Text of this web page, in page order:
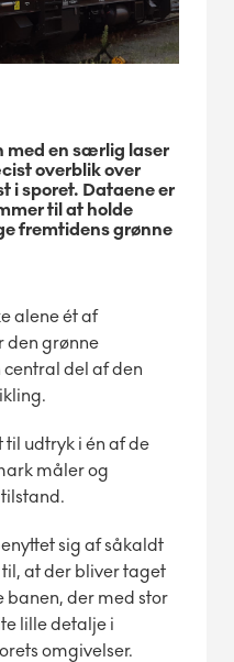
med en særlig laser
overblik over
i sporet. Dataene er
til at holde
fremtidens grønne
alene ét af
den grønne
del af den
udtryk i én af de
måler og
sig af såkaldt
at der bliver taget
der med stor
lille detalje i
omgivelser.